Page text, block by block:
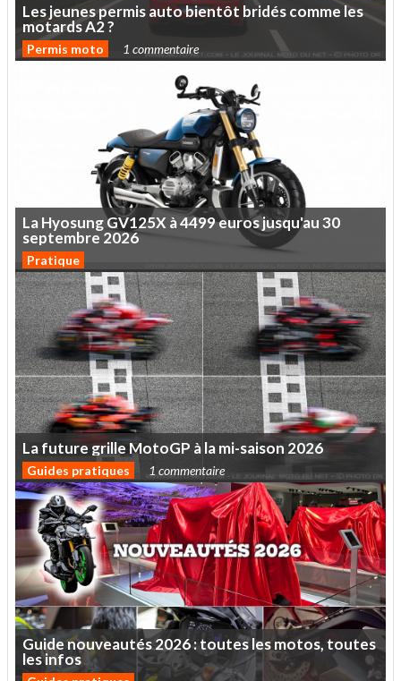
Lesjeunespermisautobientôt bridéscommeles
motardsA2?
Permis moto 1 commentaire
LaHyosungGV125X à4499eurosjusqu'au30
septembre2026
Pratique
Lafuturegrille MotoGP àlami-saison 2026
Guides pratiques 1 commentaire
Guidenouveautés2026:touteslesmotos,toutes
lesinfos